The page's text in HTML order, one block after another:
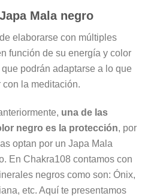
Mala negro
elaborarse con múltiples
función de su energía y color
podrán adaptarse a lo que
la meditación.
una de las
negro es la protección, por
optan por un Japa Mala
En Chakra108 contamos con
negros como son: Ónix,
etc. Aquí te presentamos